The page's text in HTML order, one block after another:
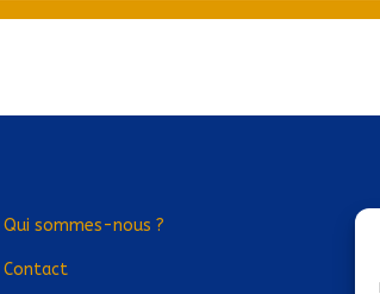
Qui sommes-nous ?
Contact